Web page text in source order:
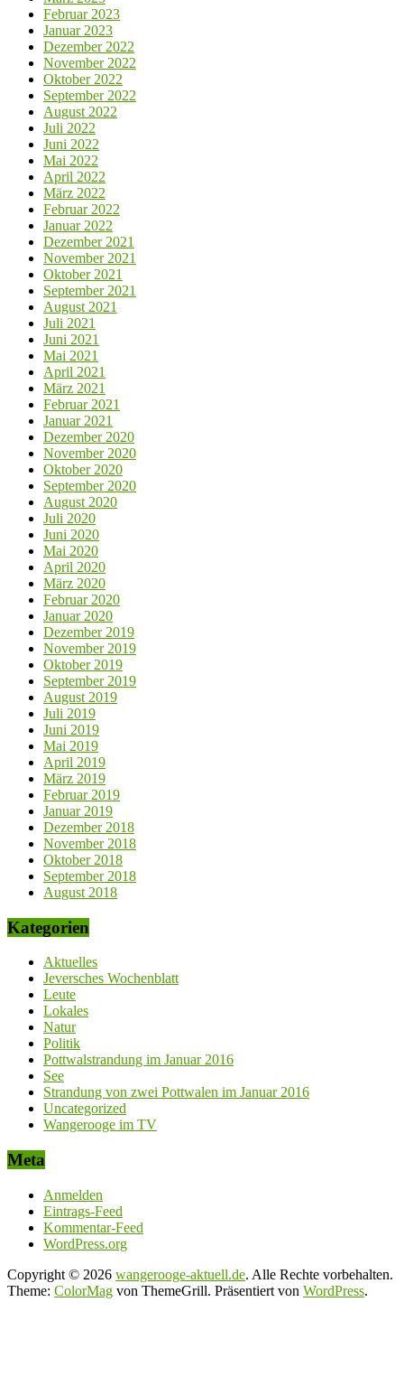
Februar 2023
Januar 2023
Dezember 2022
November 2022
Oktober 2022
September 2022
August 2022
Juli 2022
Juni 2022
Mai 2022
April 2022
März 2022
Februar 2022
Januar 2022
Dezember 2021
November 2021
Oktober 2021
September 2021
August 2021
Juli 2021
Juni 2021
Mai 2021
April 2021
März 2021
Februar 2021
Januar 2021
Dezember 2020
November 2020
Oktober 2020
September 2020
August 2020
Juli 2020
Juni 2020
Mai 2020
April 2020
März 2020
Februar 2020
Januar 2020
Dezember 2019
November 2019
Oktober 2019
September 2019
August 2019
Juli 2019
Juni 2019
Mai 2019
April 2019
März 2019
Februar 2019
Januar 2019
Dezember 2018
November 2018
Oktober 2018
September 2018
August 2018
Kategorien
Aktuelles
Jeversches Wochenblatt
Leute
Lokales
Natur
Politik
Pottwalstrandung im Januar 2016
See
Strandung von zwei Pottwalen im Januar 2016
Uncategorized
Wangerooge im TV
Meta
Anmelden
Eintrags-Feed
Kommentar-Feed
WordPress.org
Copyright © 2026 wangerooge-aktuell.de. Alle Rechte vorbehalten.
Theme: ColorMag von ThemeGrill. Präsentiert von WordPress.